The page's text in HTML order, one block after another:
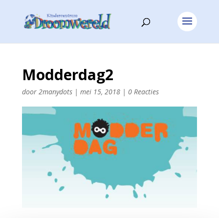
Modderdag2
door 2manydots| mei 15, 2018| 0 Reacties